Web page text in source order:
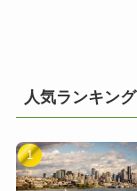
人気ランキング